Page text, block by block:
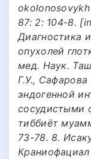
87: 2: 104-8.
Диагностика
опухолей
мед. Наук.
Г.У.,
эндогенной
сосудистыми
тиббиёт
73-78. 8.